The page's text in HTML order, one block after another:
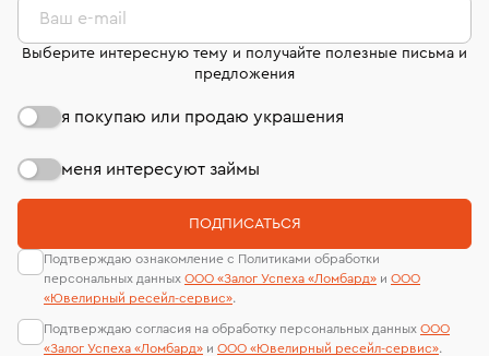
странице«Возврат украшений»
Ваш e-mail
Выберите интересную тему и получайте полезные письма и
предложения
я покупаю или продаю украшения
меня интересуют займы
ПОДПИСАТЬСЯ
Подтверждаю ознакомление с Политиками обработки
персональных данных ООО «Залог Успеха «Ломбард» и ООО
«Ювелирный ресейл-сервиc».
Подтверждаю согласия на обработку персональных данных ООО
«Залог Успеха «Ломбард» и ООО «Ювелирный ресейл-сервиc».